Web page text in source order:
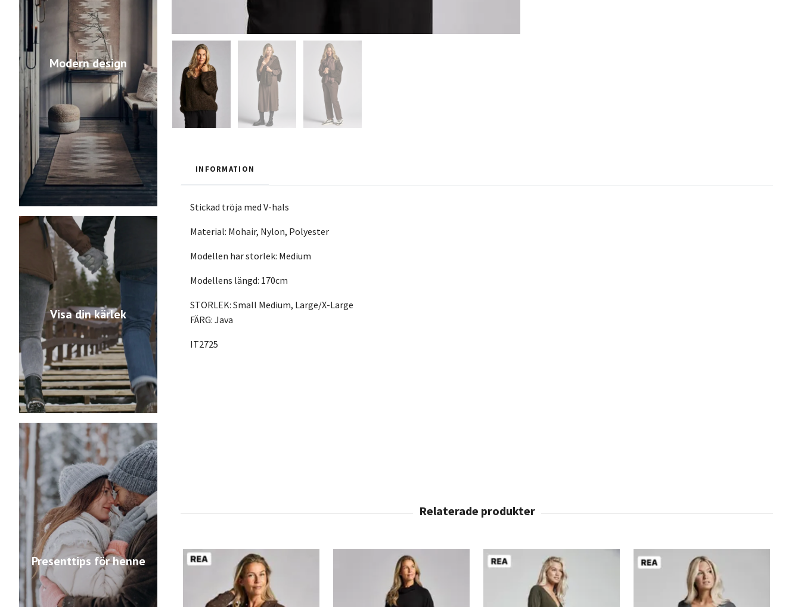
Modern design
Visa din kärlek
Presenttips för henne
INFORMATION
Stickad tröja med V-hals
Material: Mohair, Nylon, Polyester
Modellen har storlek: Medium
Modellens längd: 170cm
STORLEK: Small Medium, Large/X-Large
FÄRG: Java
IT2725